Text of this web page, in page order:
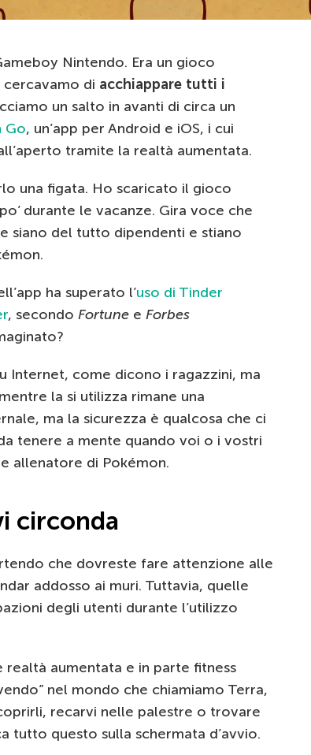
Nintendo. Era un gioco
cercavamo di acchiappare tutti i
un salto in avanti di circa un
Go, un’app per Android e iOS, i cui
tramite la realtà aumentata.
una figata. Ho scaricato il gioco
durante le vacanze. Gira voce che
siano del tutto dipendenti e stiano
ha superato l’uso di Tinder
, secondo Fortune e Forbes
Internet, come dicono i ragazzini, ma
la si utilizza rimane una
ma la sicurezza è qualcosa che ci
tenere a mente quando voi o i vostri
allenatore di Pokémon.
circonda
che dovreste fare attenzione alle
addosso ai muri. Tuttavia, quelle
degli utenti durante l’utilizzo
aumentata e in parte fitness
nel mondo che chiamiamo Terra,
recarvi nelle palestre o trovare
tutto questo sulla schermata d’avvio.